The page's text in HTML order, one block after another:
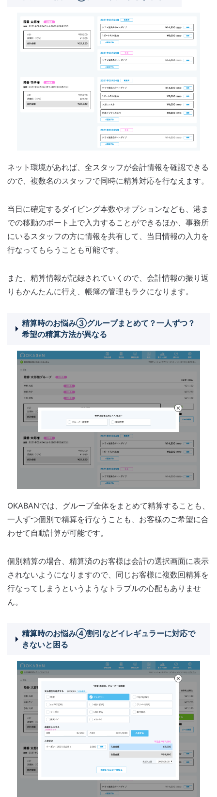
ネット環境があれば、全スタッフが会計情報を確認できる
ので、複数名のスタッフで同時に精算対応を行なえます。
当日に確定するダイビング本数やオプションなども、港ま
での移動のボート上で入力することができるほか、事務所
にいるスタッフの方に情報を共有して、当日情報の入力を
行なってもらうことも可能です。
また、精算情報が記録されていくので、会計情報の振り返
りもかんたんに行え、帳簿の管理もラクになります。
精算時のお悩み③グループまとめて？一人ずつ？
希望の精算方法が異なる
OKABANでは、グループ全体をまとめて精算することも、
一人ずつ個別で精算を行なうことも、お客様のご希望に合
わせて自動計算が可能です。
個別精算の場合、精算済のお客様は会計の選択画面に表示
されないようになりますので、同じお客様に複数回精算を
行なってしまうというようなトラブルの心配もありませ
ん。
精算時のお悩み④割引などイレギュラーに対応で
きないと困る